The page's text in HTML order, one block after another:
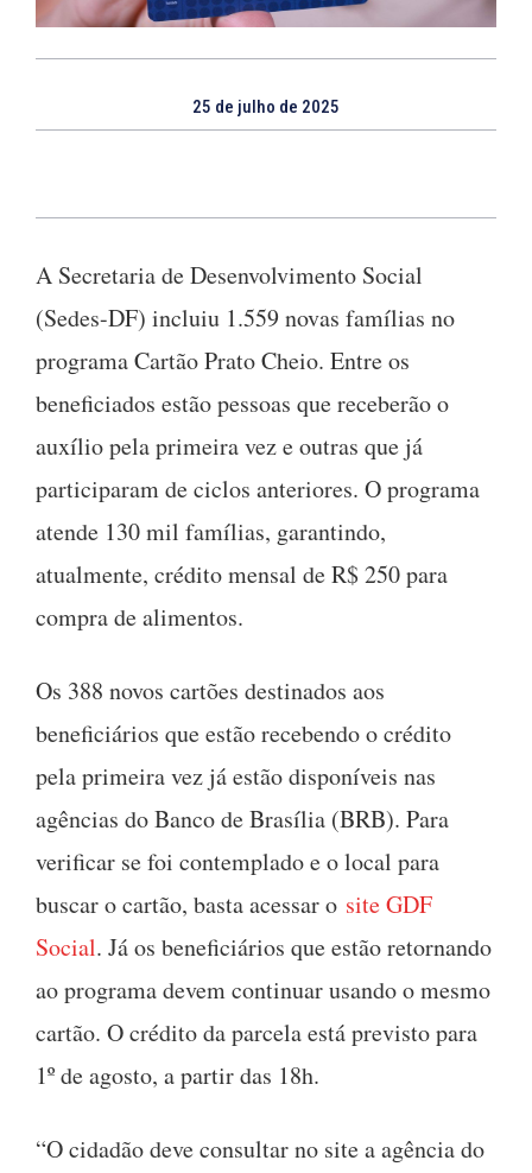
25 de julho de 2025
A Secretaria de Desenvolvimento Social
(Sedes-DF) incluiu 1.559 novas famílias no
programa Cartão Prato Cheio. Entre os
beneficiados estão pessoas que receberão o
auxílio pela primeira vez e outras que já
participaram de ciclos anteriores. O programa
atende 130 mil famílias, garantindo,
atualmente, crédito mensal de R$ 250 para
compra de alimentos.
Os 388 novos cartões destinados aos
beneficiários que estão recebendo o crédito
pela primeira vez já estão disponíveis nas
agências do Banco de Brasília (BRB). Para
verificar se foi contemplado e o local para
buscar o cartão, basta acessar o site GDF
Social. Já os beneficiários que estão retornando
ao programa devem continuar usando o mesmo
cartão. O crédito da parcela está previsto para
1º de agosto, a partir das 18h.
“O cidadão deve consultar no site a agência do